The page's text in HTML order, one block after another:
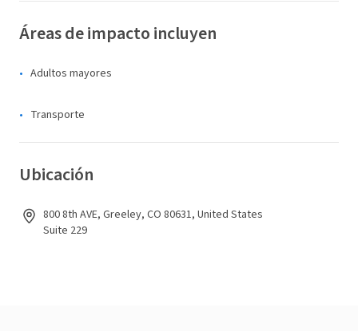
Áreas de impacto incluyen
Adultos mayores
Transporte
Ubicación
800 8th AVE, Greeley, CO 80631, United States
Suite 229